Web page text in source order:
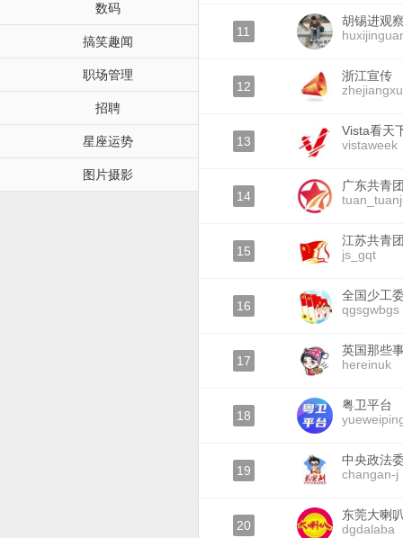
数码
搞笑趣闻
职场管理
招聘
星座运势
图片摄影
11
胡锡进观
12
浙江宣传
13
Vista看天
vistaweek
14
广东共青
15
江苏共青
js_gqt
16
全国少工
qgsgwbgs
17
英国那些
hereinuk
18
粤卫平台
19
中央政法
changan-j
20
东莞大喇
dgdalaba